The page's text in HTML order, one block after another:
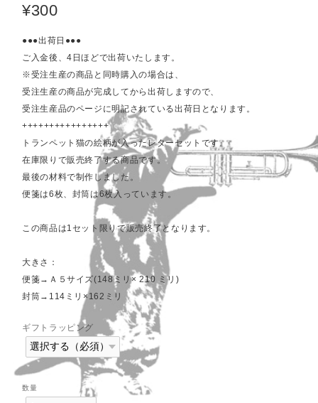
¥300
●●●出荷日●●●
ご入金後、4日ほどで出荷いたします。
※受注生産の商品と同時購入の場合は、
受注生産の商品が完成してから出荷しますので、
受注生産品のページに明記されている出荷日となります。
++++++++++++++++
トランペット猫の絵柄が入ったレターセットです。
在庫限りで販売終了する商品です。
最後の材料で制作しました。
便箋は6枚、封筒は6枚入っています。
この商品は1セット限りで販売終了となります。
大きさ：
便箋→Ａ５サイズ(148ミリ× 210 ミリ)
封筒→114ミリ×162ミリ
ギフトラッピング
数量